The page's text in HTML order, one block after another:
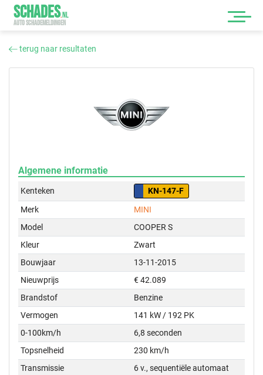
SCHADES.NL
AUTO SCHADEMELDINGEN
terug naar resultaten
Algemene informatie
Kenteken
KN-147-F
Merk
MINI
Model
COOPER S
Kleur
Zwart
Bouwjaar
13-11-2015
Nieuwprijs
€ 42.089
Brandstof
Benzine
Vermogen
141 kW / 192 PK
0-100km/h
6,8 seconden
Topsnelheid
230 km/h
Transmissie
6 v., sequentiële automaat